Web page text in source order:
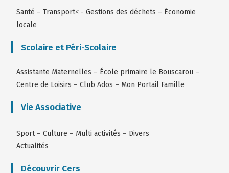
Santé –Transport< -Gestions des déchets – Économie
locale
Scolaire et Péri-Scolaire
Assistante Maternelles – École primaire le Bouscarou –
Centre de Loisirs –Club Ados – Mon Portail Famille
Vie Associative
Sport –Culture – Multi activités – Divers
Actualités
Découvrir Cers